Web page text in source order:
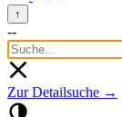
↑
--
Zur Detailsuche →